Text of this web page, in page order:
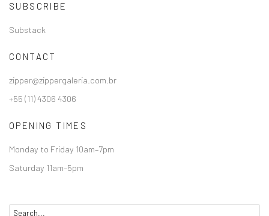
SUBSCRIBE
Substack
CONTACT
zipper@zippergaleria.com.br
+55 (11) 4306 4306
OPENING TIMES
Monday to Friday 10am–7pm
Saturday 11am–5pm